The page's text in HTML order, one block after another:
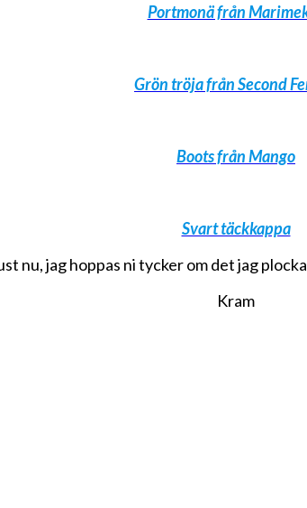
Portmonä från
Grön tröja från Second
Boots från Mango
Svart täckkappa
nu, jag hoppas ni tycker om det jag
Kram